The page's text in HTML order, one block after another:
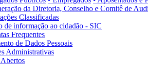
da Diretoria, Conselho e Comitê de
Classificadas
de informação ao cidadão - SIC
Frequentes
de Dados Pessoais
Administrativas